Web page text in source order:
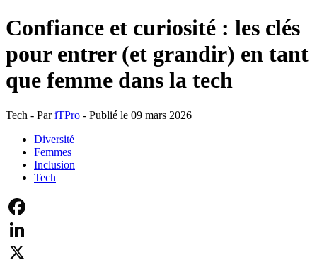
Confiance et curiosité : les clés
pour entrer (et grandir) en tant
que femme dans la tech
Tech - PariTPro - Publié le 09 mars 2026
Diversité
Femmes
Inclusion
Tech
Facebook
LinkedIn